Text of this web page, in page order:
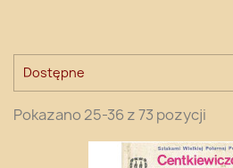
Dostępne
Pokazano 25-36 z 73 pozycji